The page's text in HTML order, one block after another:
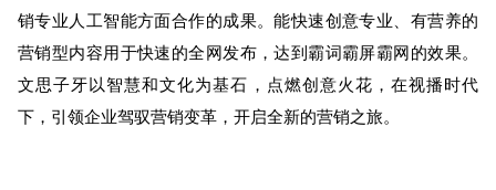
销专业人工智能方面合作的成果。能快速创意专业、有营养的
营销型内容用于快速的全网发布，达到霸词霸屏霸网的效果。
文思子牙以智慧和文化为基石，点燃创意火花，在视播时代
下，引领企业驾驭营销变革，开启全新的营销之旅。